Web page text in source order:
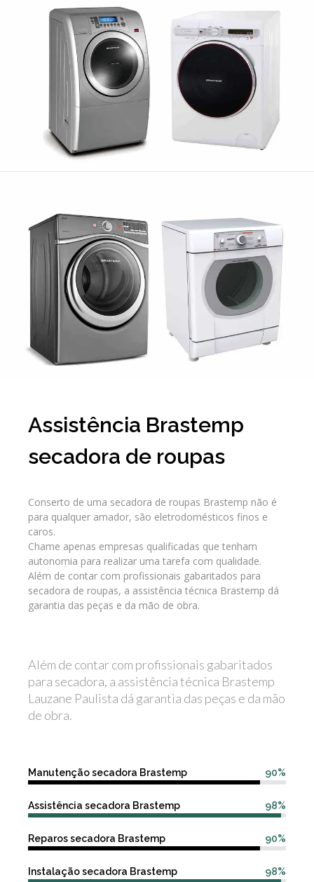
Assistência Brastemp
secadora de roupas
Conserto de uma secadora de roupas Brastemp não é
para qualquer amador, são eletrodomésticos finos e
caros.
Chame apenas empresas qualificadas que tenham
autonomia para realizar uma tarefa com qualidade.
Além de contar com profissionais gabaritados para
secadora de roupas, a assistência técnica Brastemp dá
garantia das peças e da mão de obra.
Além de contar com profissionais gabaritados
para secadora, a assistência técnica Brastemp
Lauzane Paulista dá garantia das peças e da mão
de obra.
90%
Manutenção secadora Brastemp
98%
Assistência secadora Brastemp
90%
Reparos secadora Brastemp
98%
Instalação secadora Brastemp